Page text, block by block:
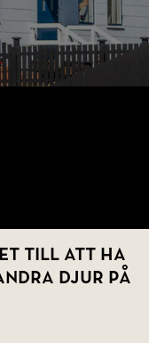
till att ha
djur på